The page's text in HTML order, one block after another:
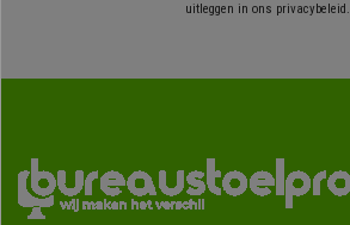
uitleggen in ons privacybeleid.